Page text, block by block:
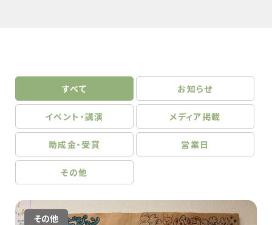
すべて お知らせ
イベント・講演 メディア掲載
助成金・受賞 営業日
その他
その他